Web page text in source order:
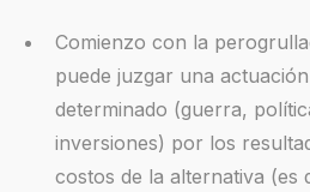
Comienzo con la
puede juzgar una
determinado (guerra,
inversiones) por los
costos de la alternativa (es